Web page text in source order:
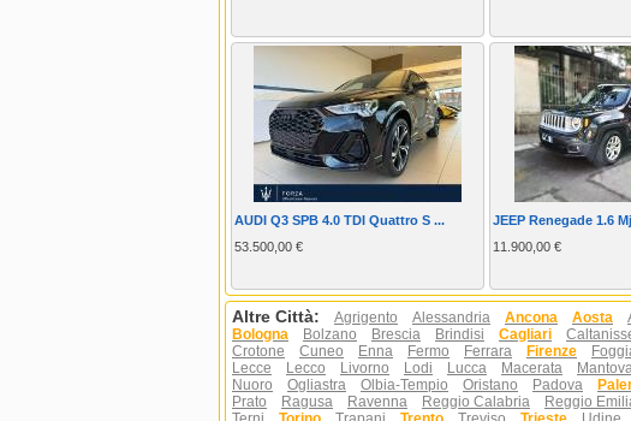
AUDI Q3 SPB 4.0 TDI Quattro S ...
53.500,00 €
JEEP Renegade 1.6
11.900,00 €
Altre Città: Agrigento Alessandria Ancona Aosta
Bologna
Bolzano Brescia Brindisi Cagliari
Crotone
Cuneo Enna Fermo Ferrara Firenze
Lecce
Lecco Livorno Lodi Lucca Macerata
Nuoro
Ogliastra Olbia-Tempio Oristano Padova
Prato
Ragusa Ravenna Reggio Calabria Reggio